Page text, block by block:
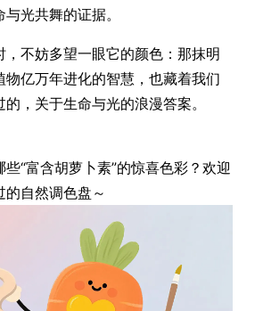
光共舞的证据。
，不妨多望一眼它的颜色：那抹明
物亿万年进化的智慧，也藏着我们
，关于生命与光的浪漫答案。
“富含胡萝卜素”的惊喜色彩？欢迎
自然调色盘～